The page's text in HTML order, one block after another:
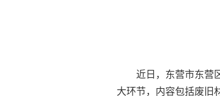
近日，东营市东营
大环节，内容包括废旧